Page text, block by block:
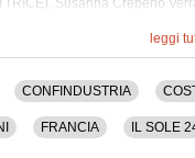
Susanna Creperio
Lucia Marchi, Silvia
Alessandro Orofino,
Fondazioni, Francia, Il Sole
leggi
CONFINDUSTRIA
FRANCIA IL SOLE